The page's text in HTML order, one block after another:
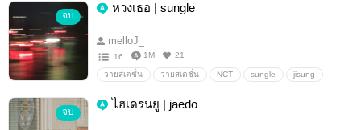
จบ
หวงเธอ | sungle
melloJ_
16 1M 21
วายสเตชั่น วายสเตชั่น NCT sungle jisung
จบ
ไฮเดรนยู | jaedo